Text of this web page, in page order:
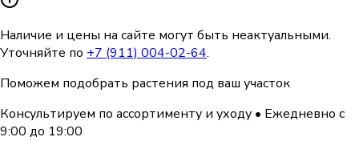
Наличие и цены на сайте могут быть неактуальными.
Уточняйте по +7 (911) 004-02-64.
Поможем подобрать растения под ваш участок
Консультируем по ассортименту и уходу • Ежедневно с
9:00 до 19:00